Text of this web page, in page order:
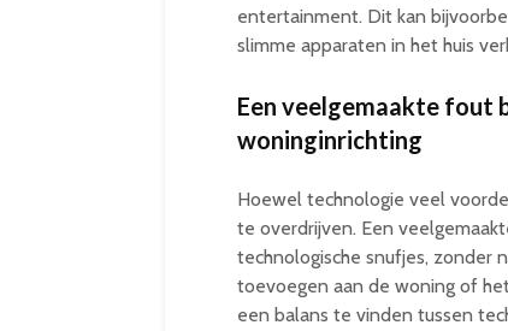
entertainment. Dit kan
slimme apparaten in het huis
Een veelgemaakte fout
woninginrichting
Hoewel technologie veel
te overdrijven. Een
technologische snufjes, zonder
toevoegen aan de woning of
een balans te vinden tussen